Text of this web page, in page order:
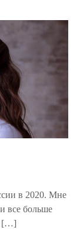
в 2020. Мне
все больше
[…]